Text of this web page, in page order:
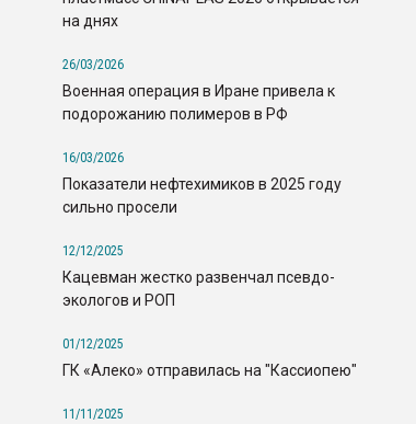
на днях
26/03/2026
Военная операция в Иране привела к
подорожанию полимеров в РФ
16/03/2026
Показатели нефтехимиков в 2025 году
сильно просели
12/12/2025
Кацевман жестко развенчал псевдо-
экологов и РОП
01/12/2025
ГК «Алеко» отправилась на "Кассиопею"
11/11/2025